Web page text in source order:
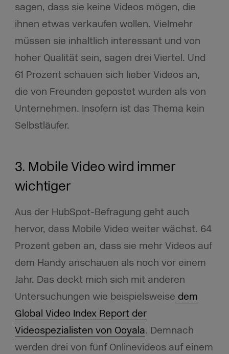
sagen, dass sie keine Videos mögen, die
ihnen etwas verkaufen wollen. Vielmehr
müssen sie inhaltlich interessant und von
hoher Qualität sein, sagen drei Viertel. Und
61 Prozent schauen sich lieber Videos an,
die von Freunden gepostet wurden als von
Unternehmen. Insofern ist das Thema kein
Selbstläufer.
3. Mobile Video wird immer
wichtiger
Aus der HubSpot-Befragung geht auch
hervor, dass Mobile Video weiter wächst. 64
Prozent geben an, dass sie mehr Videos auf
dem Handy anschauen als noch vor einem
Jahr. Das deckt mich sich mit anderen
Untersuchungen wie beispielsweise dem
Global Video Index Report der
Videospezialisten von Ooyala. Demnach
werden drei von fünf Onlinevideos auf einem